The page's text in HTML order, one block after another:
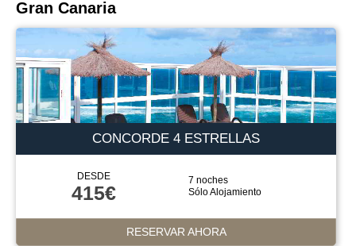
Gran Canaria
CONCORDE 4 ESTRELLAS
DESDE
415€
7 noches
Sólo Alojamiento
RESERVAR AHORA